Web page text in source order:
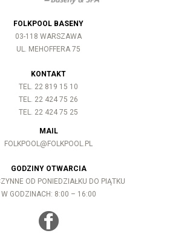
FOLKPOOL BASENY
03-118 WARSZAWA
UL. MEHOFFERA 75
KONTAKT
TEL. 22 819 15 10
TEL. 22 424 75 26
TEL. 22 424 75 25
MAIL
FOLKPOOL@FOLKPOOL.PL
GODZINY OTWARCIA
OD PONIEDZIAŁKU DO PIĄTKU
W GODZINACH: 8:00 – 16:00